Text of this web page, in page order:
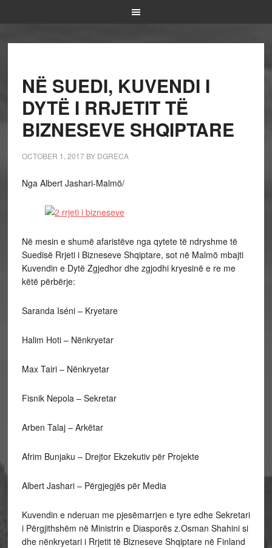
NË SUEDI, KUVENDI I
DYTË I RRJETIT TË
BIZNESEVE SHQIPTARE
OCTOBER 1, 2017BY DGRECA
Nga Albert Jashari-Malmö/
Në mesin e shumë afaristëve nga qytete të ndryshme të
Suedisë Rrjeti i Bizneseve Shqiptare, sot në Malmö mbajti
Kuvendin e Dytë Zgjedhor dhe zgjodhi kryesinë e re me
këtë përbërje:
Saranda Iséni – Kryetare
Halim Hoti – Nënkryetar
Max Tairi – Nënkryetar
Fisnik Nepola – Sekretar
Arben Talaj – Arkëtar
Afrim Bunjaku – Drejtor Ekzekutiv për Projekte
Albert Jashari – Përgjegjës për Media
Kuvendin e nderuan me pjesëmarrjen e tyre edhe Sekretari
i Përgjithshëm në Ministrin e Diasporës z.Osman Shahini si
dhe nënkryetari i Rrjetit të Bizneseve Shqiptare në Finland